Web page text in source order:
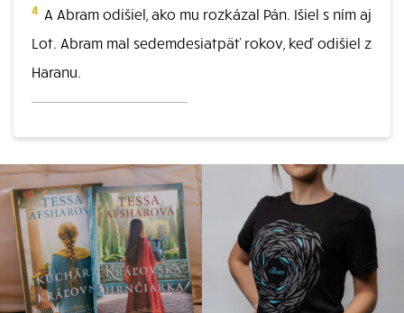
4 A Abram odišiel, ako mu rozkázal Pán. Išiel s ním aj
Lot. Abram mal sedemdesiatpäť rokov, keď odišiel z
Haranu.